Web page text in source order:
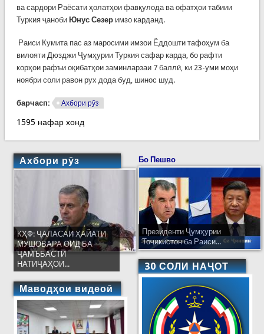
ва сардори Раёсати ҳолатҳои фавқулода ва офатҳои табиии
Туркия ҷаноби Юнус Сезеримзо карданд.
Раиси Кумита пас аз маросими имзои Ёддошти тафоҳум ба
вилояти Дюзджи Ҷумҳурии Туркия сафар карда, бо рафти
корҳои рафъи оқибатҳои заминларзаи 7 баллӣ, ки 23-уми моҳи
ноябри соли равон рух дода буд, шинос шуд.
барчасп: Ахбори рӯз
1595 нафар хонд
Ахбори рӯз
КҲФ: ҶАЛАСАИ ҲАЙАТИ
МУШОВАРА ОИД БА
ҶАМЪБАСТИ
НАТИҶАҲОИ...
Маводҳои видеоӣ
Бо Пешво
Президенти Ҷумҳурии
Тоҷикистон ба Раиси...
30 СОЛИ НАҶОТ